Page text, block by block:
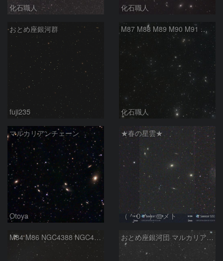
化石職人 化石職人
おとめ座銀河群
fuji235
M87 M88 M89 M90 M91 マルカリアンの銀河鎖 おとめ座 かみのけ座
化石職人
マルカリアンチェーン
Otoya
★春の星雲★
（＾０＾）コメト
M84 M86 NGC4388 NGC4435 NGC4438 NGC4461 NGC4473 NGC4477 マルカリアンの銀河鎖 おとめ座 おとめ座銀河団 マルカリアンチェーン